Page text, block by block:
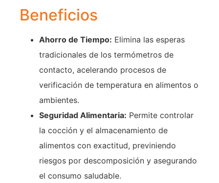
Beneficios
Ahorro de Tiempo: Elimina las esperas
tradicionales de los termómetros de
contacto, acelerando procesos de
verificación de temperatura en alimentos o
ambientes.
Seguridad Alimentaria: Permite controlar
la cocción y el almacenamiento de
alimentos con exactitud, previniendo
riesgos por descomposición y asegurando
el consumo saludable.